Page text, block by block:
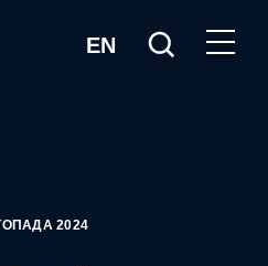
EN
2024